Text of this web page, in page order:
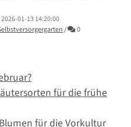
2026-01-13 14:20:00
/ Kommentare
0
für die frühe
für die Vorkultur